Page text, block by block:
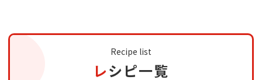
Recipe list
レシピ一覧